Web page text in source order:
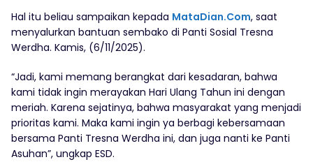
Hal itu beliau sampaikan kepada MataDian.Com, saat
menyalurkan bantuan sembako di Panti Sosial Tresna
Werdha. Kamis, (6/11/2025).
“Jadi, kami memang berangkat dari kesadaran, bahwa
kami tidak ingin merayakan Hari Ulang Tahun ini dengan
meriah. Karena sejatinya, bahwa masyarakat yang menjadi
prioritas kami. Maka kami ingin ya berbagi kebersamaan
bersama Panti Tresna Werdha ini, dan juga nanti ke Panti
Asuhan”, ungkap ESD.